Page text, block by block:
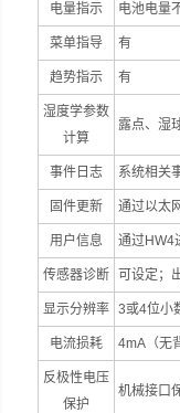
电量指示 电池电量
菜单指导 有
趋势指示 有
湿度学参数
计算
露点、湿
事件日志 系统相关
固件更新 通过以太
用户信息 通过HW4
传感器诊断 可设定；
显示分辨率 3或4位小
电流损耗 4mA（无
反极性电压
保护
机械接口